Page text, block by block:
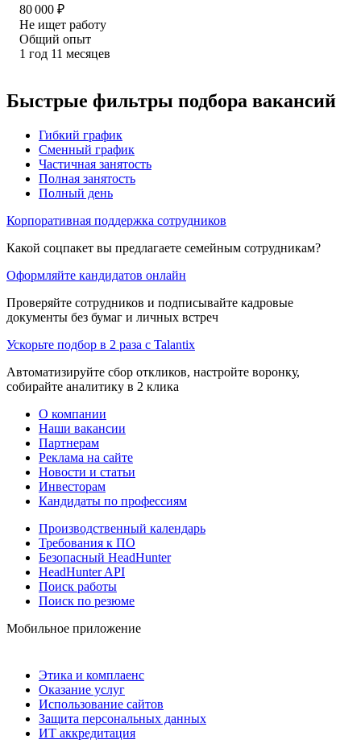
80 000 ₽
Не ищет работу
Общий опыт
1 год 11 месяцев
Быстрые фильтры подбора вакансий
Гибкий график
Сменный график
Частичная занятость
Полная занятость
Полный день
Корпоративная поддержка сотрудников
Какой соцпакет вы предлагаете семейным сотрудникам?
Оформляйте кандидатов онлайн
Проверяйте сотрудников и подписывайте кадровые
документы без бумаг и личных встреч
Ускорьте подбор в 2 раза с Talantix
Автоматизируйте сбор откликов, настройте воронку,
собирайте аналитику в 2 клика
О компании
Наши вакансии
Партнерам
Реклама на сайте
Новости и статьи
Инвесторам
Кандидаты по профессиям
Производственный календарь
Требования к ПО
Безопасный HeadHunter
HeadHunter API
Поиск работы
Поиск по резюме
Мобильное приложение
Этика и комплаенс
Оказание услуг
Использование сайтов
Защита персональных данных
ИТ аккредитация